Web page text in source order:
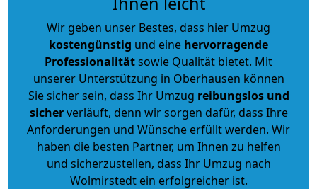
Wir geben unser Bestes, dass hier Umzug
kostengünstig und eine hervorragende
Professionalitätsowie Qualität bietet. Mit
unserer Unterstützung in Oberhausen können
Sie sicher sein, dass Ihr Umzug reibungslos und
sicherverläuft, denn wir sorgen dafür, dass Ihre
Anforderungen und Wünsche erfüllt werden. Wir
haben die besten Partner, um Ihnen zu helfen
und sicherzustellen, dass Ihr Umzug nach
Wolmirstedt ein erfolgreicher ist.